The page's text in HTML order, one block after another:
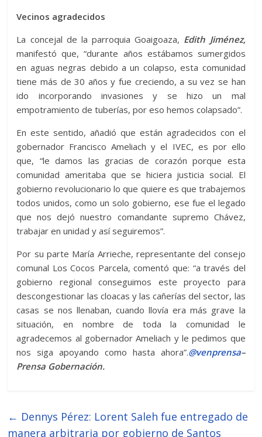
Vecinos agradecidos
La concejal de la parroquia Goaigoaza, Edith Jiménez,
manifestó que, “durante años estábamos sumergidos
en aguas negras debido a un colapso, esta comunidad
tiene más de 30 años y fue creciendo, a su vez se han
ido incorporando invasiones y se hizo un mal
empotramiento de tuberías, por eso hemos colapsado”.
En este sentido, añadió que están agradecidos con el
gobernador Francisco Ameliach y el IVEC, es por ello
que, “le damos las gracias de corazón porque esta
comunidad ameritaba que se hiciera justicia social. El
gobierno revolucionario lo que quiere es que trabajemos
todos unidos, como un solo gobierno, ese fue el legado
que nos dejó nuestro comandante supremo Chávez,
trabajar en unidad y así seguiremos”.
Por su parte María Arrieche, representante del consejo
comunal Los Cocos Parcela, comentó que: “a través del
gobierno regional conseguimos este proyecto para
descongestionar las cloacas y las cañerías del sector, las
casas se nos llenaban, cuando llovía era más grave la
situación, en nombre de toda la comunidad le
agradecemos al gobernador Ameliach y le pedimos que
nos siga apoyando como hasta ahora”.@venprensa–
Prensa Gobernación.
← Dennys Pérez: Lorent Saleh fue entregado de
manera arbitraria por gobierno de Santos